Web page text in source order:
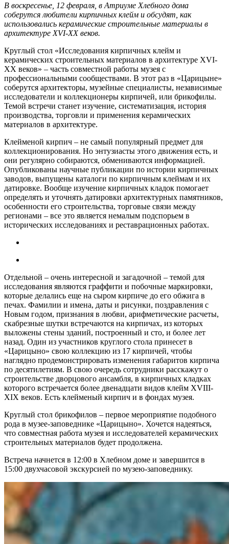
В воскресенье, 12 февраля, в Атриуме Хлебного дома
соберутся любители кирпичных клейм и обсудят, как
использовались керамические строительные материалы в
архитектуре XVI-XX веков.
Круглый стол «Исследования кирпичных клейм и
керамических строительных материалов в архитектуре XVI-
XX веков» – часть совместной работы музея с
профессиональными сообществами. В этот раз в «Царицыне»
соберутся архитекторы, музейные специалисты, независимые
исследователи и коллекционеры кирпичей, или брикофилы.
Темой встречи станет изучение, систематизация, история
производства, торговли и применения керамических
материалов в архитектуре.
Клейменой кирпич – не самый популярный предмет для
коллекционирования. Но энтузиасты этого движения есть, и
они регулярно собираются, обмениваются информацией.
Опубликованы научные публикации по истории кирпичных
заводов, выпущены каталоги по кирпичным клеймам и их
датировке. Вообще изучение кирпичных кладок помогает
определять и уточнять датировки архитектурных памятников,
особенности его строительства, торговые связи между
регионами – все это является немалым подспорьем в
исторических исследованиях и реставрационных работах.
Отдельной – очень интересной и загадочной – темой для
исследования являются граффити и побочные маркировки,
которые делались еще на сыром кирпиче до его обжига в
печах. Фамилии и имена, даты и рисунки, поздравления с
Новым годом, признания в любви, арифметические расчеты,
скабрезные шутки встречаются на кирпичах, из которых
выложены стены зданий, построенный и сто, и более лет
назад. Один из участников круглого стола принесет в
«Царицыно» свою коллекцию из 17 кирпичей, чтобы
наглядно продемонстрировать изменения габаритов кирпича
по десятилетиям. В свою очередь сотрудники расскажут о
строительстве дворцового ансамбля, в кирпичных кладках
которого встречается более двенадцати видов клейм XVIII-
XIX веков. Есть клейменый кирпич и в фондах музея.
Круглый стол брикофилов – первое мероприятие подобного
рода в музее-заповеднике «Царицыно». Хочется надеяться,
что совместная работа музея и исследователей керамических
строительных материалов будет продолжена.
Встреча начнется в 12:00 в Хлебном доме и завершится в
15:00 двухчасовой экскурсией по музею-заповеднику.